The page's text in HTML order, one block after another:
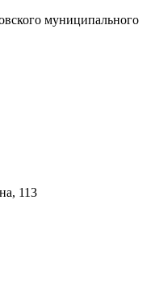
муниципального
113